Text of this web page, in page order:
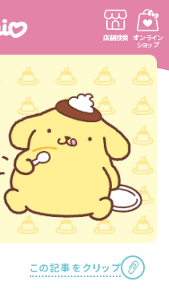
店舗検索 オンライン
ショップ
この記事をクリップ